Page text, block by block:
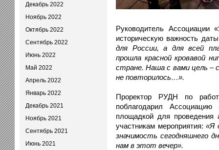
Декабрь 2022
Ноябрь 2022
Октябрь 2022
Сентябрь 2022
Июнь 2022
Май 2022
Апрель 2022
Январь 2022
Декабрь 2021
Ноябрь 2021
Сентябрь 2021
Июнь 2021
Руководитель Ассоциации
историческую важность
для России, а для всей
прошла красной кровавой
стране. Наша с вами цель –
не повторилось…».
Проректор РУДН по
поблагодарил
площадкой для проведения
участникам мероприятия:«Я
значимость сегодняшнего
нам в этот вечер».